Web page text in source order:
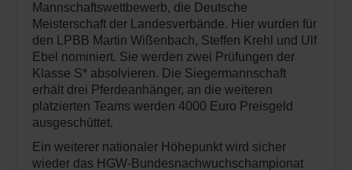
Mannschaftswettbewerb, die Deutsche
Meisterschaft der Landesverbände. Hier wurden für
den LPBB Martin Wißenbach, Steffen Krehl und Ulf
Ebel nominiert. Sie werden zwei Prüfungen der
Klasse S* absolvieren. Die Siegermannschaft
erhält drei Pferdeanhänger, an die weiteren
platzierten Teams werden 4000 Euro Preisgeld
ausgeschüttet.
Ein weiterer nationaler Höhepunkt wird sicher
wieder das HGW-Bundesnachwuchschampionat